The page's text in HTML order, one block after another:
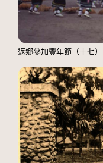
返鄉參加豐年節（十七）